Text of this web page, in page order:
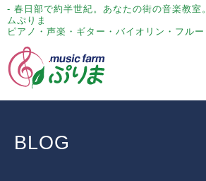
- 春日部で約半世紀。あなたの街の音楽教室
ムぷりま
ピアノ・声楽・ギター・バイオリン・フル
BLOG